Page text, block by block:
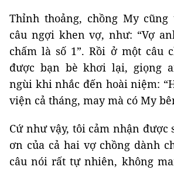
Thỉnh thoảng, chồng My
câu ngợi khen vợ, như: “Vợ
chấm là số 1”. Rồi ở một câu
được bạn bè khơi lại, giọng
ngùi khi nhắc đến hoài niệm:
viện cả tháng, may mà có My
Cứ như vậy, tôi cảm nhận được
ơn của cả hai vợ chồng dành
câu nói rất tự nhiên, không